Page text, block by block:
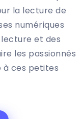
la lecture de
numériques
et des
les passionnés
à ces petites